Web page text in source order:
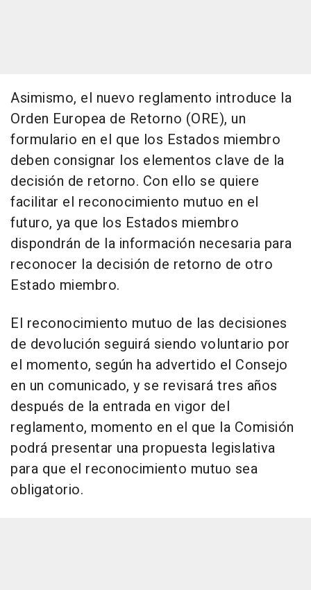
Asimismo, el nuevo reglamento introduce la
Orden Europea de Retorno (ORE), un
formulario en el que los Estados miembro
deben consignar los elementos clave de la
decisión de retorno. Con ello se quiere
facilitar el reconocimiento mutuo en el
futuro, ya que los Estados miembro
dispondrán de la información necesaria para
reconocer la decisión de retorno de otro
Estado miembro.
El reconocimiento mutuo de las decisiones
de devolución seguirá siendo voluntario por
el momento, según ha advertido el Consejo
en un comunicado, y se revisará tres años
después de la entrada en vigor del
reglamento, momento en el que la Comisión
podrá presentar una propuesta legislativa
para que el reconocimiento mutuo sea
obligatorio.